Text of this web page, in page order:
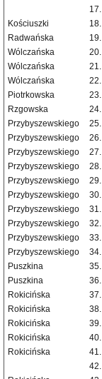
17.
Kościuszki
18.
Radwańska
19.
Wólczańska
20.
Wólczańska
21.
Wólczańska
22.
Piotrkowska
23.
Rzgowska
24.
Przybyszewskiego
25.
Przybyszewskiego
26.
Przybyszewskiego
27.
Przybyszewskiego
28.
Przybyszewskiego
29.
Przybyszewskiego
30.
Przybyszewskiego
31.
Przybyszewskiego
32.
Przybyszewskiego
33.
Przybyszewskiego
34.
Puszkina
35.
Puszkina
36.
Rokicińska
37.
Rokicińska
38.
Rokicińska
39.
Rokicińska
40.
Rokicińska
41.
42.